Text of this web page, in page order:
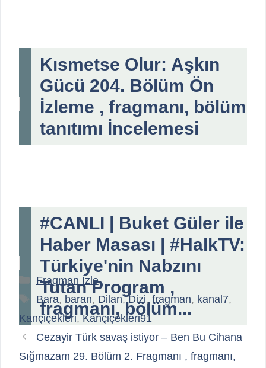
Kısmetse Olur: Aşkın
Gücü 204. Bölüm Ön
İzleme , fragmanı, bölüm
tanıtımı İncelemesi
#CANLI | Buket Güler ile
Haber Masası | #HalkTV:
Türkiye'nin Nabzını
Tutan Program ,
fragmanı, bölüm...
Kategoriler
Fragman İzle
Etiketler
Bara, baran, Dilan,Dizi,fragman, kanal7,
Kançiçekleri,Kançiçekleri91
Cezayir Türk savaş istiyor – Ben Bu Cihana
Sığmazam 29. Bölüm 2. Fragmanı , fragmanı,